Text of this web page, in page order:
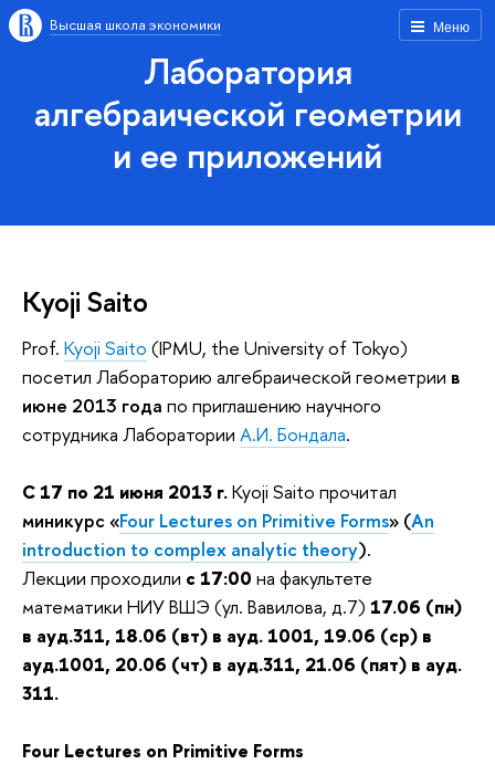
Меню
Высшая школа экономики
Лаборатория
алгебраической геометрии
и ее приложений
Kyoji Saito
Prof. Kyoji Saito (IPMU, the University of Tokyo)
посетил Лабораторию алгебраической геометрии в
июне 2013 года по приглашению научного
сотрудника Лаборатории А.И. Бондала.
С 17 по 21 июня 2013 г.Kyoji Saito прочитал
миникурс «Four Lectures on Primitive Forms» (An
introduction to complex analytic theory).
Лекции проходили с 17:00 на факультете
математики НИУ ВШЭ (ул. Вавилова, д.7) 17.06 (пн)
в ауд.311, 18.06 (вт) в ауд. 1001, 19.06 (ср) в
ауд.1001, 20.06 (чт) в ауд.311, 21.06 (пят) в ауд.
311.
Four Lectures on Primitive Forms